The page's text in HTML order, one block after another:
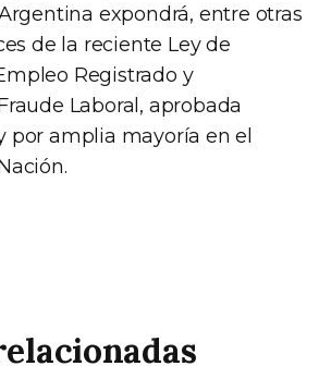
expondrá, entre otras
de la reciente Ley de
Registrado y
Laboral, aprobada
por amplia mayoría en el